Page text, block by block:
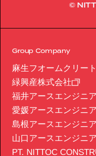
©
Group Company
麻生フオームクリー
緑興産株式会社
福井アースエンジニ
愛媛アースエンジニ
島根アースエンジニ
山口アースエンジニ
PT. NITTOC